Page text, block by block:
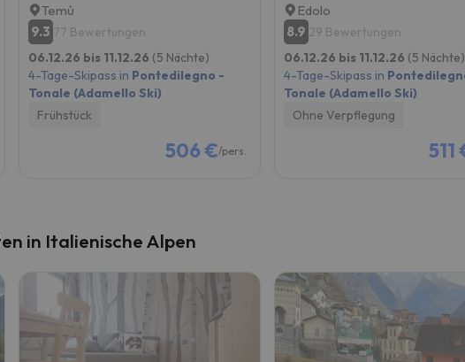
Temù
9.3 77 Bewertungen
06.12.26 bis 11.12.26 (5 Nächte)
4-Tage-Skipass in Pontedilegno -
Tonale (Adamello Ski)
Frühstück
506 €/pers.
Edolo
8.9 29 Bewertungen
06.12.26 bis 11.12.26 (5 Nächte)
4-Tage-Skipass in
Tonale (Adamello Ski)
Ohne Verpflegung
511
in Italienische Alpen